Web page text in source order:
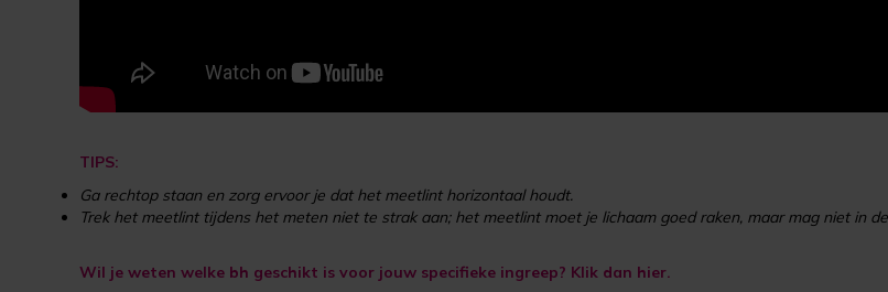
TIPS:
Ga rechtop staan en zorg ervoor je dat het meetlint horizontaal houdt.
Trek het meetlint tijdens het meten niet te strak aan; het meetlint moet je lichaam goed raken, maar mag niet in
Wil je weten welke bh geschikt is voor jouw specifieke ingreep? Klik dan hier.